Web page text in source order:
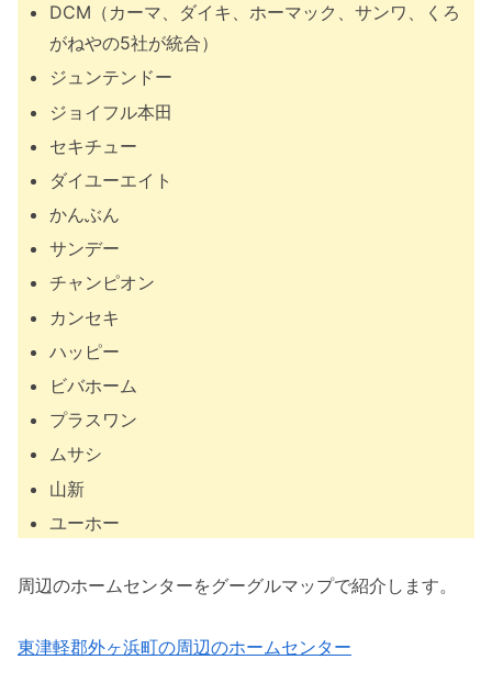
DCM（カーマ、ダイキ、ホーマック、サンワ、くろ
がねやの5社が統合）
ジュンテンドー
ジョイフル本田
セキチュー
ダイユーエイト
かんぶん
サンデー
チャンピオン
カンセキ
ハッピー
ビバホーム
プラスワン
ムサシ
山新
ユーホー
周辺のホームセンターをグーグルマップで紹介します。
東津軽郡外ヶ浜町の周辺のホームセンター